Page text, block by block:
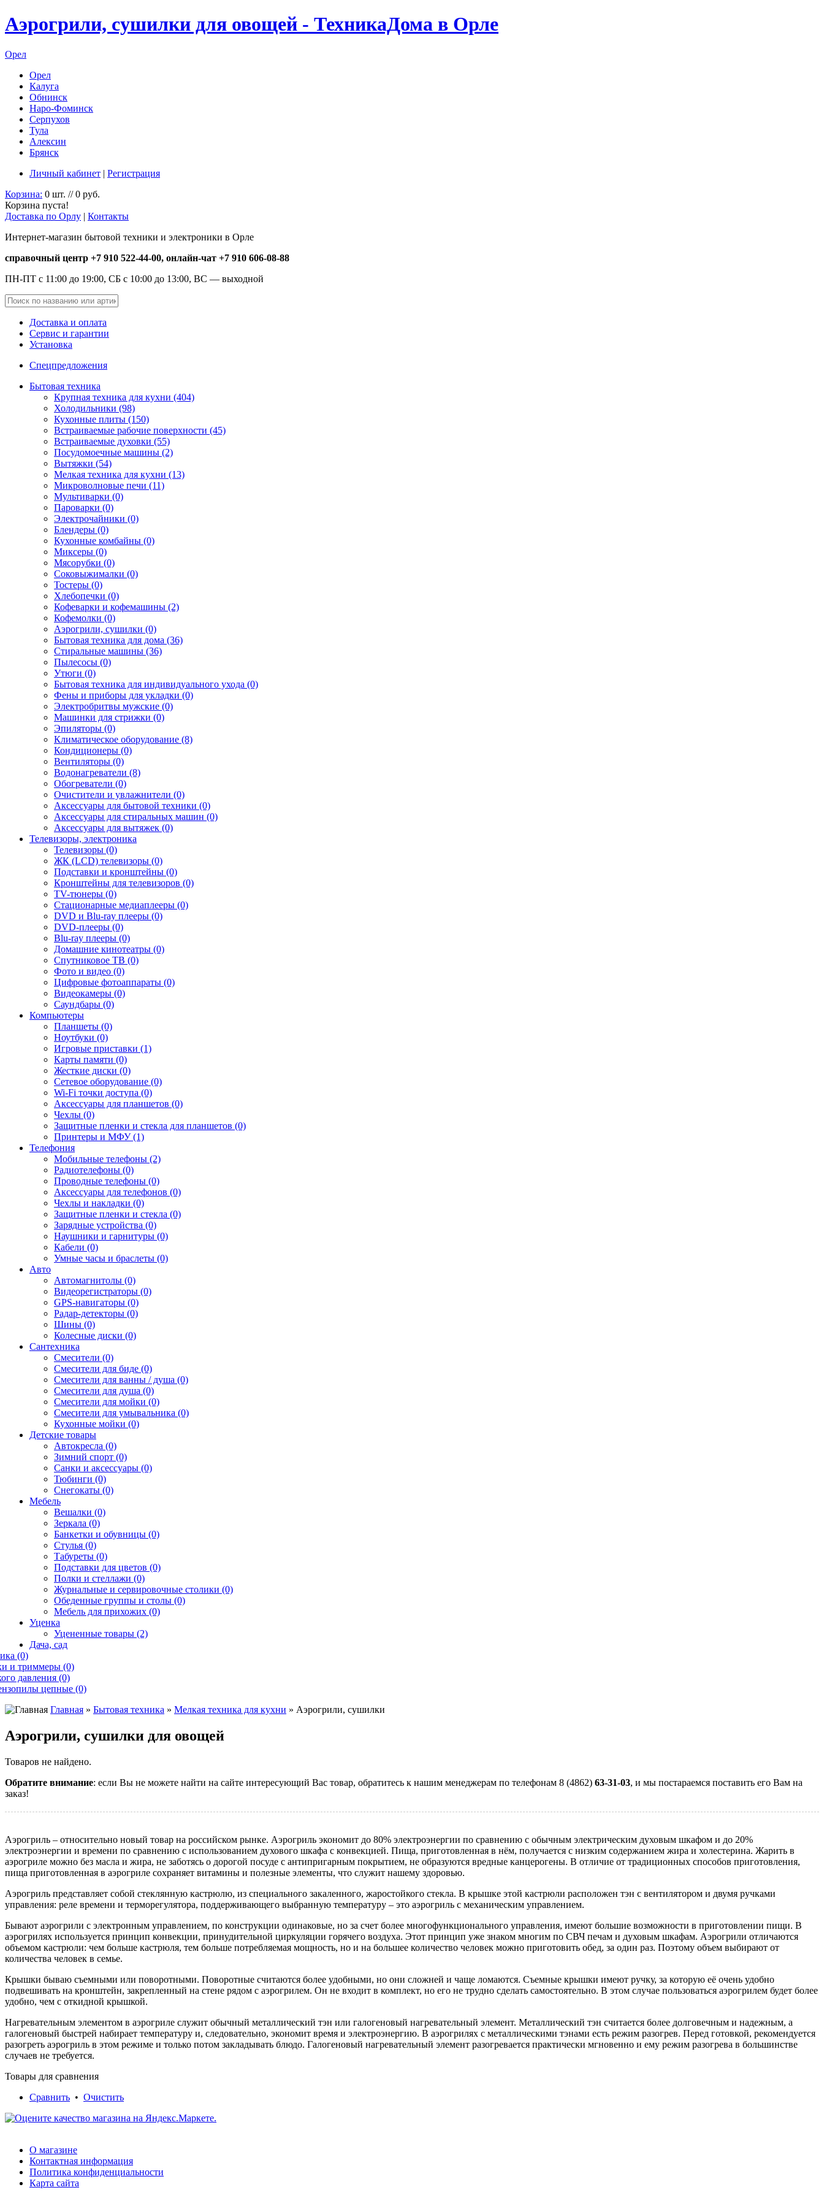
Аэрогрили, сушилки для овощей - ТехникаДома в Орле
Орел
Орел
Калуга
Обнинск
Наро-Фоминск
Серпухов
Тула
Алексин
Брянск
Личный кабинет | Регистрация
Корзина: 0 шт. // 0 руб.
Корзина пуста!
Доставка по Орлу | Контакты
Интернет-магазин бытовой техники и электроники в Орле
справочный центр +7 910 522-44-00, онлайн-чат +7 910 606-08-88
ПН-ПТ с 11:00 до 19:00, СБ с 10:00 до 13:00, ВС — выходной
Доставка и оплата
Сервис и гарантии
Установка
Спецпредложения
Бытовая техника
Крупная техника для кухни (404)
Холодильники (98)
Кухонные плиты (150)
Встраиваемые рабочие поверхности (45)
Встраиваемые духовки (55)
Посудомоечные машины (2)
Вытяжки (54)
Мелкая техника для кухни (13)
Микроволновые печи (11)
Мультиварки (0)
Пароварки (0)
Электрочайники (0)
Блендеры (0)
Кухонные комбайны (0)
Миксеры (0)
Мясорубки (0)
Соковыжималки (0)
Тостеры (0)
Хлебопечки (0)
Кофеварки и кофемашины (2)
Кофемолки (0)
Аэрогрили, сушилки (0)
Бытовая техника для дома (36)
Стиральные машины (36)
Пылесосы (0)
Утюги (0)
Бытовая техника для индивидуального ухода (0)
Фены и приборы для укладки (0)
Электробритвы мужские (0)
Машинки для стрижки (0)
Эпиляторы (0)
Климатическое оборудование (8)
Кондиционеры (0)
Вентиляторы (0)
Водонагреватели (8)
Обогреватели (0)
Очистители и увлажнители (0)
Аксессуары для бытовой техники (0)
Аксессуары для стиральных машин (0)
Аксессуары для вытяжек (0)
Телевизоры, электроника
Телевизоры (0)
ЖК (LCD) телевизоры (0)
Подставки и кронштейны (0)
Кронштейны для телевизоров (0)
TV-тюнеры (0)
Стационарные медиаплееры (0)
DVD и Blu-ray плееры (0)
DVD-плееры (0)
Blu-ray плееры (0)
Домашние кинотеатры (0)
Спутниковое ТВ (0)
Фото и видео (0)
Цифровые фотоаппараты (0)
Видеокамеры (0)
Саундбары (0)
Компьютеры
Планшеты (0)
Ноутбуки (0)
Игровые приставки (1)
Карты памяти (0)
Жесткие диски (0)
Сетевое оборудование (0)
Wi-Fi точки доступа (0)
Аксессуары для планшетов (0)
Чехлы (0)
Защитные пленки и стекла для планшетов (0)
Принтеры и МФУ (1)
Телефония
Мобильные телефоны (2)
Радиотелефоны (0)
Проводные телефоны (0)
Аксессуары для телефонов (0)
Чехлы и накладки (0)
Защитные пленки и стекла (0)
Зарядные устройства (0)
Наушники и гарнитуры (0)
Кабели (0)
Умные часы и браслеты (0)
Авто
Автомагнитолы (0)
Видеорегистраторы (0)
GPS-навигаторы (0)
Радар-детекторы (0)
Шины (0)
Колесные диски (0)
Сантехника
Смесители (0)
Смесители для биде (0)
Смесители для ванны / душа (0)
Смесители для душа (0)
Смесители для мойки (0)
Смесители для умывальника (0)
Кухонные мойки (0)
Детские товары
Автокресла (0)
Зимний спорт (0)
Санки и аксессуары (0)
Тюбинги (0)
Снегокаты (0)
Мебель
Вешалки (0)
Зеркала (0)
Банкетки и обувницы (0)
Стулья (0)
Табуреты (0)
Подставки для цветов (0)
Полки и стеллажи (0)
Журнальные и сервировочные столики (0)
Обеденные группы и столы (0)
Мебель для прихожих (0)
Уценка
Уцененные товары (2)
Дача, сад
(0)
и триммеры (0)
давления (0)
цепные (0)
Главная » Бытовая техника » Мелкая техника для кухни » Аэрогрили, сушилки
Аэрогрили, сушилки для овощей
Товаров не найдено.
Обратите внимание: если Вы не можете найти на сайте интересующий Вас товар, обратитесь к нашим менеджерам по телефонам 8 (4862) 63-31-03, и мы постараемся поставить его Вам на
заказ!
Аэрогриль – относительно новый товар на российском рынке. Аэрогриль экономит до 80% электроэнергии по сравнению с обычным электрическим духовым шкафом и до 20%
электроэнергии и времени по сравнению с использованием духового шкафа с конвекцией. Пища, приготовленная в нём, получается с низким содержанием жира и холестерина. Жарить в
аэрогриле можно без масла и жира, не заботясь о дорогой посуде с антипригарным покрытием, не образуются вредные канцерогены. В отличие от традиционных способов приготовления,
пища приготовленная в аэрогриле сохраняет витамины и полезные элементы, что служит нашему здоровью.
Аэрогриль представляет собой стеклянную кастрюлю, из специального закаленного, жаростойкого стекла. В крышке этой кастрюли расположен тэн с вентилятором и двумя ручками
управления: реле времени и терморегулятора, поддерживающего выбранную температуру – это аэрогриль с механическим управлением.
Бывают аэрогрили с электронным управлением, по конструкции одинаковые, но за счет более многофункционального управления, имеют большие возможности в приготовлении пищи. В
аэрогрилях используется принцип конвекции, принудительной циркуляции горячего воздуха. Этот принцип уже знаком многим по СВЧ печам и духовым шкафам. Аэрогрили отличаются
объемом кастрюли: чем больше кастрюля, тем больше потребляемая мощность, но и на большее количество человек можно приготовить обед, за один раз. Поэтому объем выбирают от
количества человек в семье.
Крышки бываю съемными или поворотными. Поворотные считаются более удобными, но они сложней и чаще ломаются. Съемные крышки имеют ручку, за которую её очень удобно
подвешивать на кронштейн, закрепленный на стене рядом с аэрогрилем. Он не входит в комплект, но его не трудно сделать самостоятельно. В этом случае пользоваться аэрогрилем будет более
удобно, чем с откидной крышкой.
Нагревательным элементом в аэрогриле служит обычный металлический тэн или галогеновый нагревательный элемент. Металлический тэн считается более долговечным и надежным, а
галогеновый быстрей набирает температуру и, следовательно, экономит время и электроэнергию. В аэрогрилях с металлическими тэнами есть режим разогрев. Перед готовкой, рекомендуется
разогреть аэрогриль в этом режиме и только потом закладывать блюдо. Галогеновый нагревательный элемент разогревается практически мгновенно и ему режим разогрева в большинстве
случаев не требуется.
Товары для сравнения
Сравнить • Очистить
О магазине
Контактная информация
Политика конфиденциальности
Карта сайта